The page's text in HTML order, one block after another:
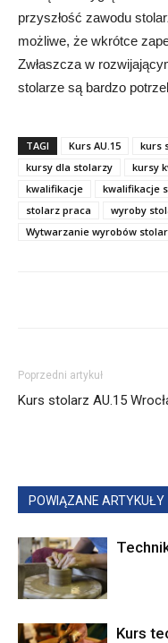
przyszłość zawodu
możliwe, że wkrótce
Zwłaszcza w
stolarze są bardzo
TAGI Kurs AU.15 kurs
kursy dla stolarzy
kursy
kwalifikacje
kwalifikacje
stolarz praca
wyroby
Wytwarzanie wyrobów
Poprzedni artykuł
Kurs stolarz AU.15
POWIĄZANE ARTYKUŁY
Kurs